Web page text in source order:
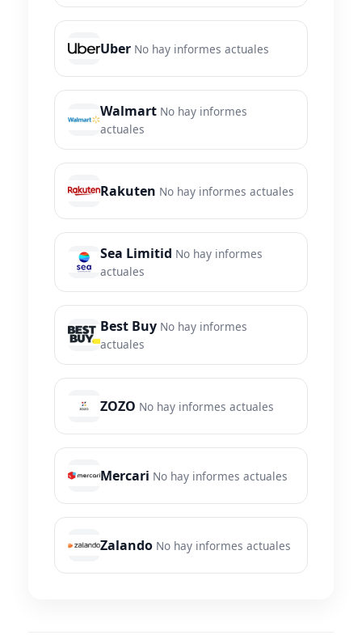
Uber No hay informes actuales
Walmart No hay informes
actuales
Rakuten No hay informes actuales
Sea Limitid No hay informes
actuales
Best Buy No hay informes
actuales
ZOZO No hay informes actuales
Mercari No hay informes actuales
Zalando No hay informes actuales